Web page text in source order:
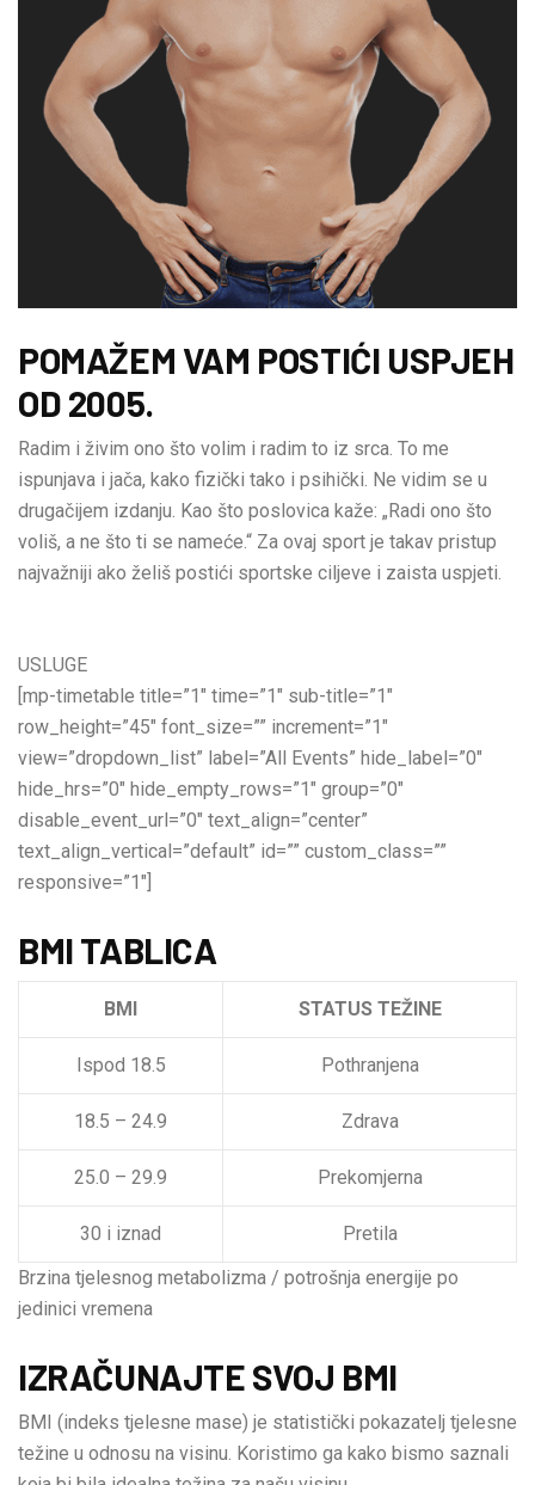
POMAŽEM VAM POSTIĆI USPJEH
OD 2005.
Radim i živim ono što volim i radim to iz srca. To me
ispunjava i jača, kako fizički tako i psihički. Ne vidim se u
drugačijem izdanju. Kao što poslovica kaže: „Radi ono što
voliš, a ne što ti se nameće.“ Za ovaj sport je takav pristup
najvažniji ako želiš postići sportske ciljeve i zaista uspjeti.
USLUGE
[mp-timetable title=”1″ time=”1″ sub-title=”1″
row_height=”45″ font_size=”” increment=”1″
view=”dropdown_list” label=”All Events” hide_label=”0″
hide_hrs=”0″ hide_empty_rows=”1″ group=”0″
disable_event_url=”0″ text_align=”center”
text_align_vertical=”default” id=”” custom_class=””
responsive=”1″]
BMI TABLICA
BMI STATUS TEŽINE
Ispod 18.5 Pothranjena
18.5 – 24.9 Zdrava
25.0 – 29.9 Prekomjerna
30 i iznad
Pretila
Brzina tjelesnog metabolizma / potrošnja energije po
jedinici vremena
IZRAČUNAJTE SVOJ BMI
BMI (indeks tjelesne mase) je statistički pokazatelj tjelesne
težine u odnosu na visinu. Koristimo ga kako bismo saznali